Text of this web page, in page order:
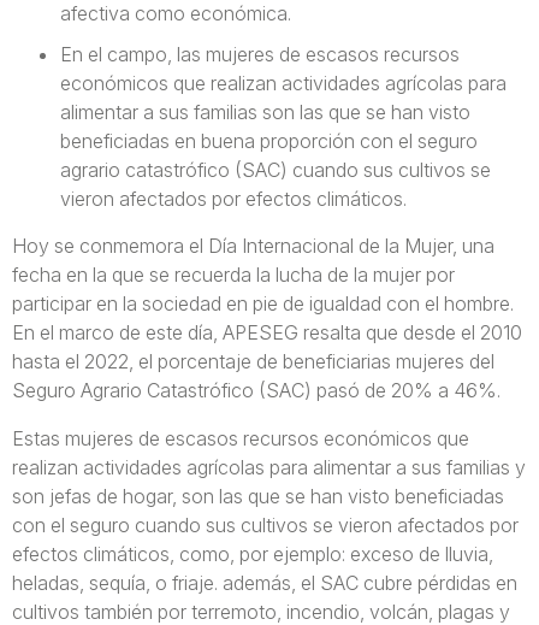
afectiva como económica.
En el campo, las mujeres de escasos recursos
económicos que realizan actividades agrícolas para
alimentar a sus familias son las que se han visto
beneficiadas en buena proporción con el seguro
agrario catastrófico (SAC) cuando sus cultivos se
vieron afectados por efectos climáticos.
Hoy se conmemora el Día Internacional de la Mujer, una
fecha en la que se recuerda la lucha de la mujer por
participar en la sociedad en pie de igualdad con el hombre.
En el marco de este día, APESEG resalta que desde el 2010
hasta el 2022, el porcentaje de beneficiarias mujeres del
Seguro Agrario Catastrófico (SAC) pasó de 20% a 46%.
Estas mujeres de escasos recursos económicos que
realizan actividades agrícolas para alimentar a sus familias y
son jefas de hogar, son las que se han visto beneficiadas
con el seguro cuando sus cultivos se vieron afectados por
efectos climáticos, como, por ejemplo: exceso de lluvia,
heladas, sequía, o friaje. además, el SAC cubre pérdidas en
cultivos también por terremoto, incendio, volcán, plagas y